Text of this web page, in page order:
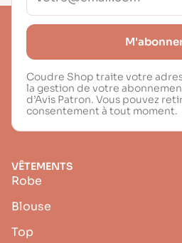
Coudre Shop traite votre
la gestion de votre
d’Avis Patron. Vous pouvez
consentement à tout moment.
VÊTEMENTS
Robe
Blouse
Top